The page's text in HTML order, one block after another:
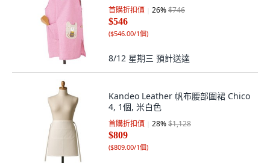
首購折扣價 26%$746
$546
($546.00/1個)
8/12 星期三 預計送達
Kandeo Leather 帆布腰部圍裙 Chico
4, 1個, 米白色
首購折扣價 28%$1,128
$809
($809.00/1個)